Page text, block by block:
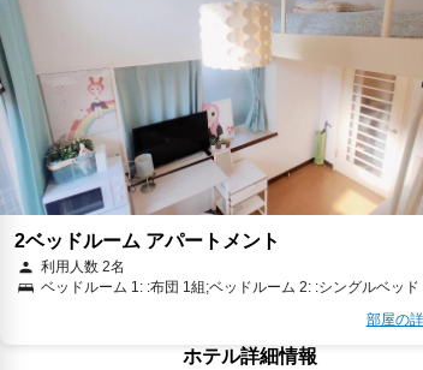
2ベッドルーム アパートメント
利用人数 2名
ベッドルーム 1: :布団 1組;ベッドルーム 2: :シングルベッド
部屋の
ホテル詳細情報